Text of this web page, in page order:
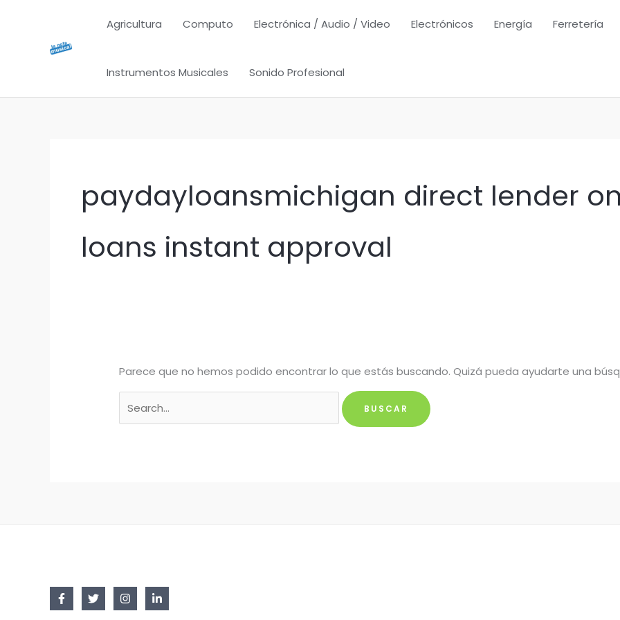
contenido
Agricultura Computo Electrónica / Audio / Video Electrónicos Energía Ferretería
Instrumentos Musicales Sonido Profesional
paydayloansmichigan direct lender
loans instant approval
Parece que no hemos podido encontrar lo que estás buscando. Quizá pueda ayudarte una